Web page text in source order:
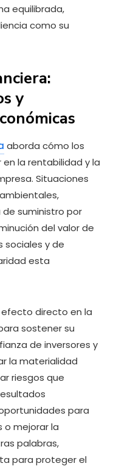
equilibrada,
como su
y
aborda cómo los
la rentabilidad y la
Situaciones
suministro por
del valor de
sociales y de
esta
directo en la
sostener su
de inversores y
la materialidad
riesgos que
para
o mejorar la
palabras,
para proteger el